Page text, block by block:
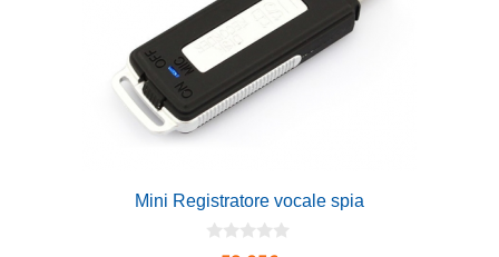
Mini Registratore vocale spia